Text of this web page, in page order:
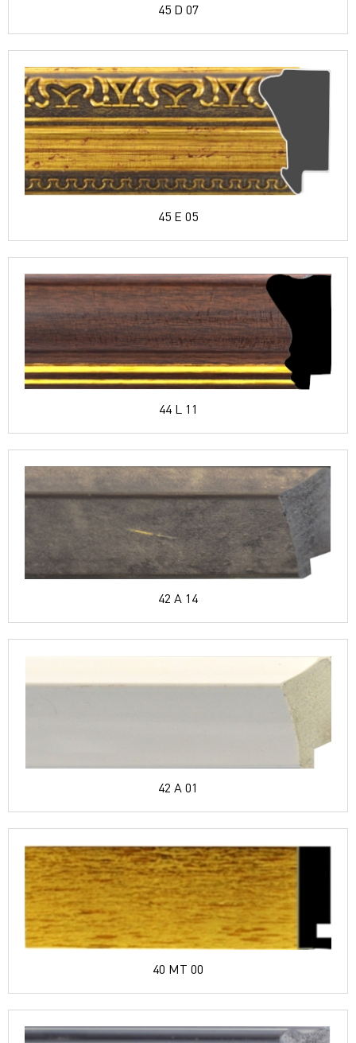
45 D 07
45 E 05
44 L 11
42 A 14
42 A 01
40 MT 00